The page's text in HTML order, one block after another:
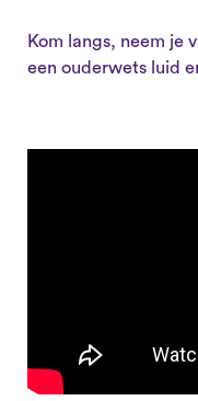
Kom langs, neem je
een ouderwets luid